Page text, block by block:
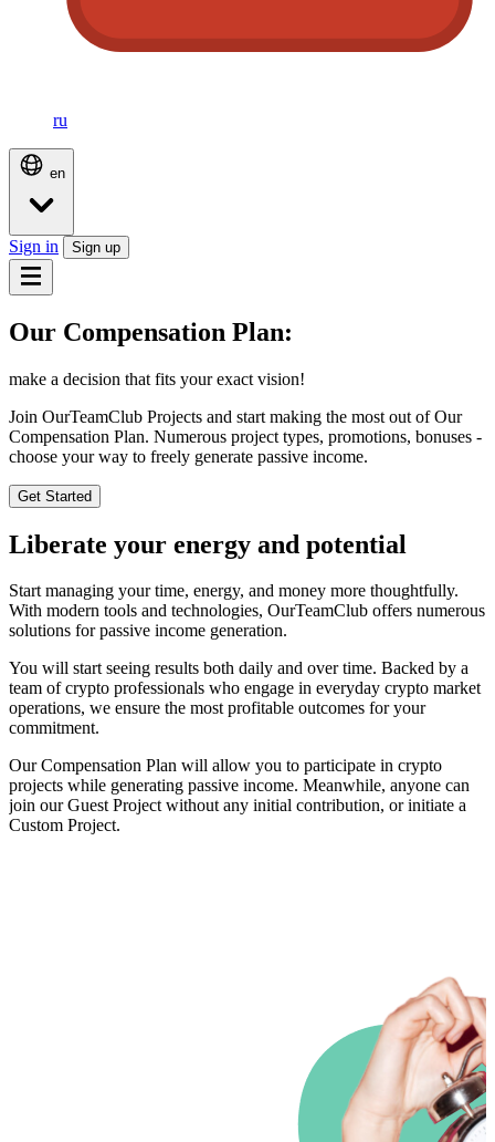
ru
en
Sign in Sign up
Our Compensation Plan:
make a decision that fits your exact vision!
Join OurTeamClub Projects and start making the most out of Our
Compensation Plan. Numerous project types, promotions, bonuses -
choose your way to freely generate passive income.
Get Started
Liberate your energy and potential
Start managing your time, energy, and money more thoughtfully.
With modern tools and technologies, OurTeamClub offers numerous
solutions for passive income generation.
You will start seeing results both daily and over time. Backed by a
team of crypto professionals who engage in everyday crypto market
operations, we ensure the most profitable outcomes for your
commitment.
Our Compensation Plan will allow you to participate in crypto
projects while generating passive income. Meanwhile, anyone can
join our Guest Project without any initial contribution, or initiate a
Custom Project.